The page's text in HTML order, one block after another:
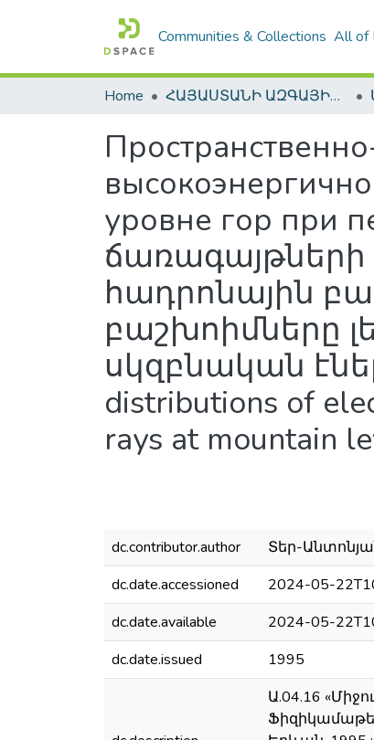
Communities & Collections All of
Home ՀԱՅԱՍՏԱՆԻ ԱԶԳԱՅԻՆ ԳՐԱԴԱՐԱՆԻ ԹՎԱՅԻՆ ՊԱՀՈՑ / DIGITAL REPOSITORY OF NLA
уровне гор при
ճառագայթների
հադրոնային
բաշխոիմները
սկզբնական
distributions of
rays at mountain
dc.contributor.author
Տեր-
dc.date.accessioned
2024-05-
dc.date.available
2024-05-
dc.date.issued
1995
Ա.04.16